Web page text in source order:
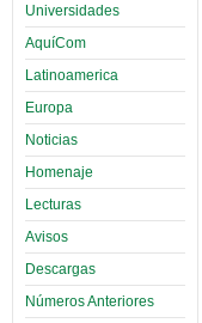
Universidades
AquíCom
Latinoamerica
Europa
Noticias
Homenaje
Lecturas
Avisos
Descargas
Números Anteriores